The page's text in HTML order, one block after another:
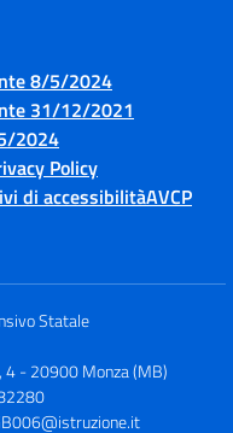
8/5/2024
31/12/2021
2024
Policy
di accessibilitàAVCP
Statale
4 - 20900 Monza (MB)